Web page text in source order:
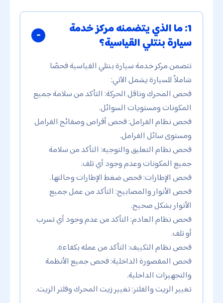
1: ما الذي يتضمنه مركز خدمة
سيارة بنتلي القياسية؟
تتضمن مركز خدمة سيارة بنتلي القياسية فحصًا
شاملاً للسيارة يشمل الآتي:
فحص المحرك وناقل الحركة: التأكد من سلامة جميع
المكونات ومستويات السوائل.
فحص نظام الفرامل: فحص أقراص وصفائح الفرامل
ومستوى سائل الفرامل.
فحص نظام التعليق والتوجيه: التأكد من سلامة
جميع المكونات وعدم وجود أي تلف.
فحص الإطارات: فحص ضغط الإطارات وحالتها.
فحص الأنوار والمصابيح: التأكد من عمل جميع
الأنوار بشكل صحيح.
فحص نظام العادم: التأكد من عدم وجود أي تسرب
أو تلف.
فحص نظام التكييف: التأكد من عمله بكفاءة.
فحص المقصورة الداخلية: فحص جميع الأنظمة
والتجهيزات الداخلية.
تغيير الزيت والفلتر: تغيير زيت المحرك وفلتر الزيت.